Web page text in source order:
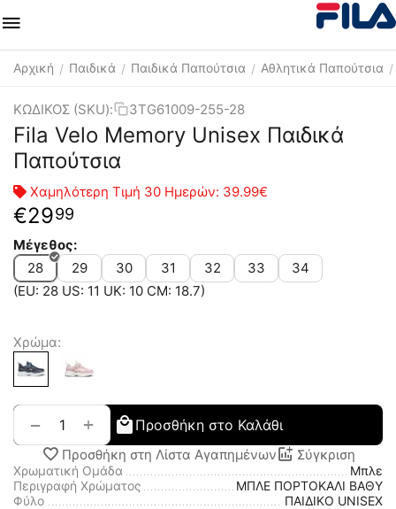
Αρχική / Παιδικά / Παιδικά Παπούτσια / Αθλητικά Παπούτσια /
ΚΩΔΙΚΟΣ (SKU): 3TG61009-255-28
Fila Velo Memory Unisex Παιδικά
Παπούτσια
Χαμηλότερη Τιμή 30 Ημερών: 39.99€
€2999
Μέγεθος:
28
29 30 31 32 33
34
(EU: 28 US: 11 UK: 10 CM: 18.7)
Χρώμα:
+
− Προσθήκη στο Καλάθι
Προσθήκη στη Λίστα Αγαπημένων Σύγκριση
Χρωματική Ομάδα
Μπλε
Περιγραφή Χρώματος
ΜΠΛΕ ΠΟΡΤΟΚΑΛΙ ΒΑΘΥ
Φύλο
ΠΑΙΔΙΚΟ UNISEX